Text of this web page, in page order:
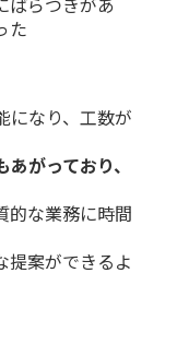
ばらつきがあ
た
になり、工数が
がっており、
的な業務に時間
提案ができるよ